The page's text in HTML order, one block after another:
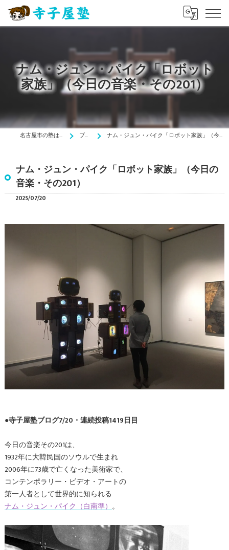
ナム・ジュン・パイク「ロボット
家族」（今日の音楽・その201）
名古屋市の塾は寺子屋塾 ブログ ナム・ジュン・パイク「ロボット家族」（今日の音楽・その201）
ナム・ジュン・パイク「ロボット家族」（今日の
音楽・その201）
2025/07/20
●寺子屋塾ブログ7/20・連続投稿1419日目
今日の音楽その201は、
1932年に大韓民国のソウルで生まれ
2006年に73歳で亡くなった美術家で、
コンテンポラリー・ビデオ・アートの
第一人者として世界的に知られる
ナム・ジュン・パイク（白南準）。